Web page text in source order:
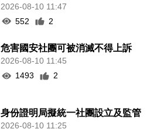
2026-08-10 11:47
552
2
危害國安社團可被消滅不得上訴
2026-08-10 11:45
1493
2
身份證明局擬統一社團設立及監管
2026-08-10 11:25